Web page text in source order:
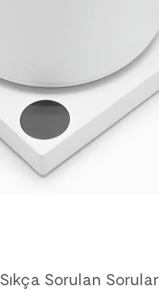
Sıkça Sorulan Sorular